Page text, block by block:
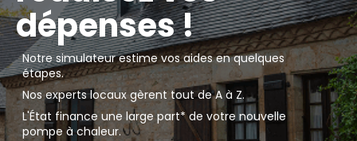
dépenses !
Notre simulateur estime vos aides en quelques
étapes.
Nos experts locaux gèrent tout de A à Z.
L'État finance une large part* de votre nouvelle
pompe à chaleur.